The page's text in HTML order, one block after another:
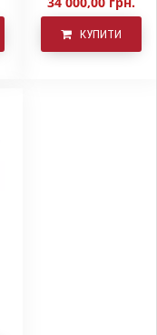
КУПИТИ